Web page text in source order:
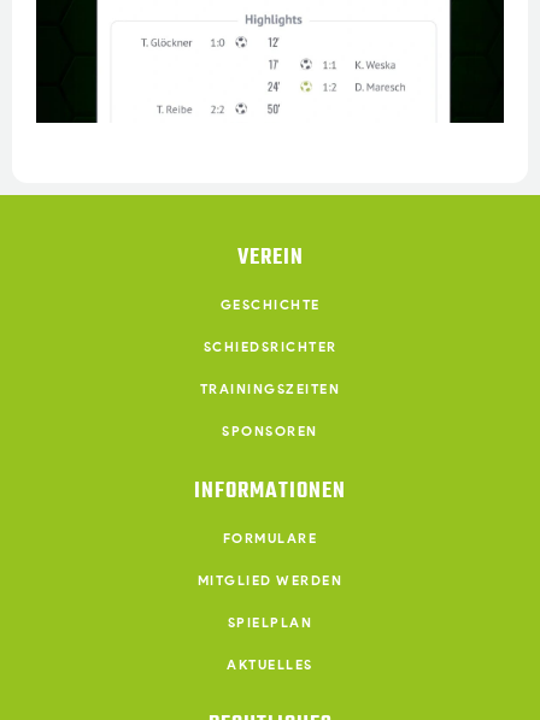
VEREIN
GESCHICHTE
SCHIEDSRICHTER
TRAININGSZEITEN
SPONSOREN
INFORMATIONEN
FORMULARE
MITGLIED WERDEN
SPIELPLAN
AKTUELLES